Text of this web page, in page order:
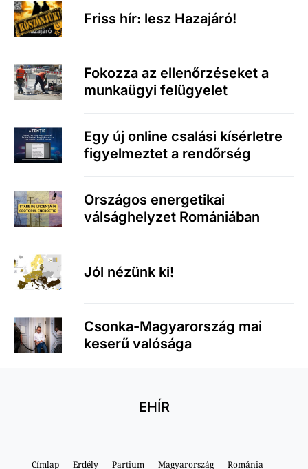
Friss hír: lesz Hazajáró!
Fokozza az ellenőrzéseket a
munkaügyi felügyelet
Egy új online csalási kísérletre
figyelmeztet a rendőrség
Országos energetikai
válsághelyzet Romániában
Jól nézünk ki!
Csonka-Magyarország mai
keserű valósága
EHÍR
Címlap Erdély Partium Magyarország Románia